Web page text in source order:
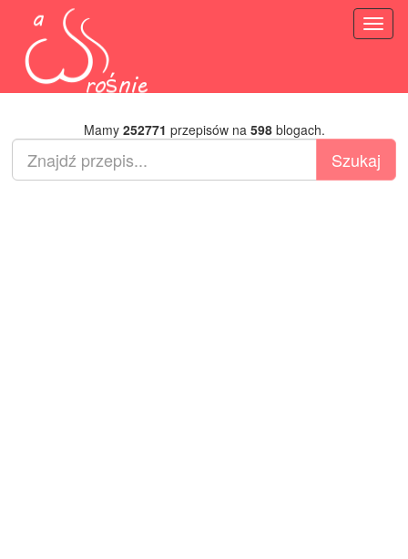
Mamy 252771 przepisów na 598blogach.